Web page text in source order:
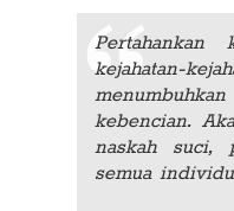
kejahatan-
kebencian.
naskah suci,
semua